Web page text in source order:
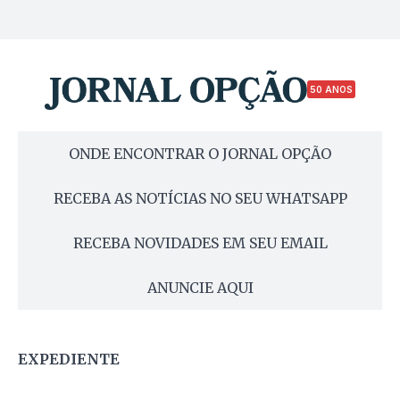
50 ANOS
ONDE ENCONTRAR O JORNAL OPÇÃO
RECEBA AS NOTÍCIAS NO SEU WHATSAPP
RECEBA NOVIDADES EM SEU EMAIL
ANUNCIE AQUI
EXPEDIENTE